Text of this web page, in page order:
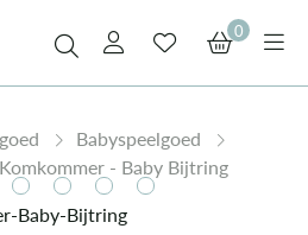
0
Babyspeelgoed
- Baby Bijtring